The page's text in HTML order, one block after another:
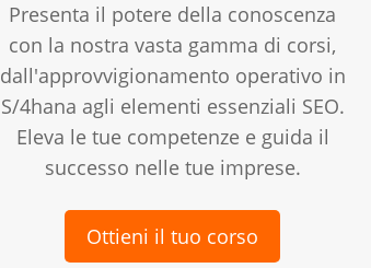
Presenta il potere della conoscenza
con la nostra vasta gamma di corsi,
dall'approvvigionamento operativo in
S/4hana agli elementi essenziali SEO.
Eleva le tue competenze e guida il
successo nelle tue imprese.
Ottieni il tuo corso